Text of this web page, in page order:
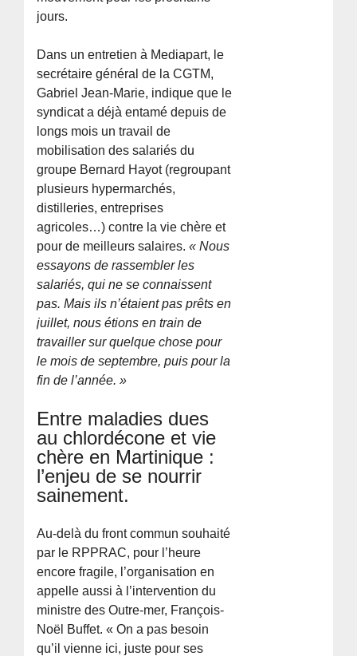
jours.
Dans un entretien à Mediapart, le
secrétaire général de la CGTM,
Gabriel Jean-Marie, indique que le
syndicat a déjà entamé depuis de
longs mois un travail de
mobilisation des salariés du
groupe Bernard Hayot (regroupant
plusieurs hypermarchés,
distilleries, entreprises
agricoles…) contre la vie chère et
pour de meilleurs salaires.« Nous
essayons de rassembler les
salariés, qui ne se connaissent
pas. Mais ils n’étaient pas prêts en
juillet, nous étions en train de
travailler sur quelque chose pour
le mois de septembre, puis pour la
fin de l’année. »
Entre maladies dues
au chlordécone et vie
chère en Martinique :
l’enjeu de se nourrir
sainement.
Au-delà du front commun souhaité
par le RPPRAC, pour l’heure
encore fragile, l’organisation en
appelle aussi à l’intervention du
ministre des Outre-mer, François-
Noël Buffet. « On a pas besoin
qu’il vienne ici, juste pour ses